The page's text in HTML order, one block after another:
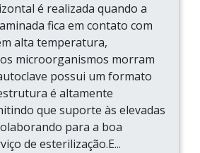
é realizada quando a
fica em contato com
alta temperatura,
microorganismos morram
possui um formato
é altamente
que suporte às elevadas
para a boa
de esterilização.E...